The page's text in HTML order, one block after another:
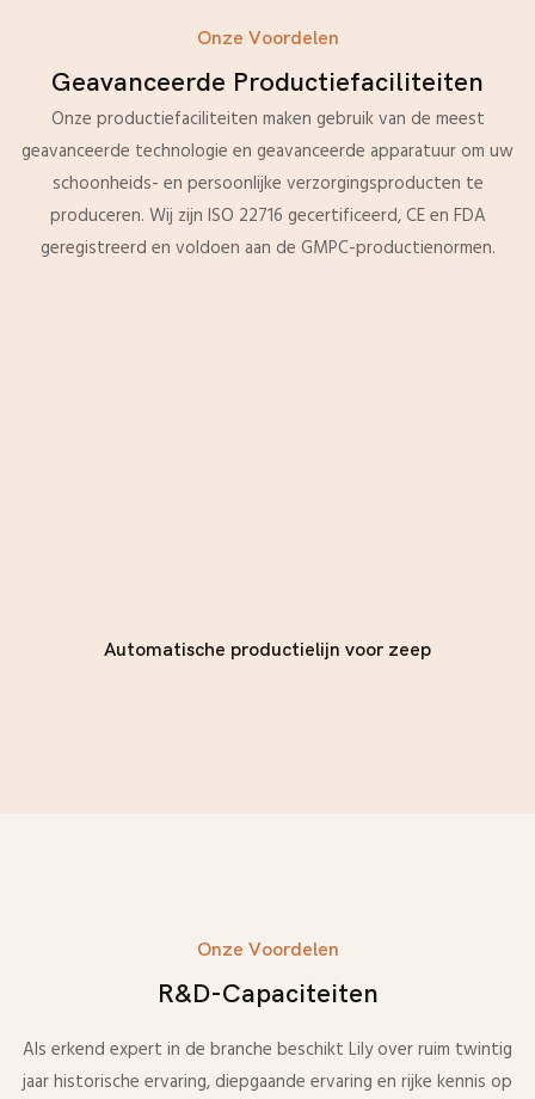
Onze Voordelen
Geavanceerde Productiefaciliteiten
Onze productiefaciliteiten maken gebruik van de meest
geavanceerde technologie en geavanceerde apparatuur om uw
schoonheids- en persoonlijke verzorgingsproducten te
produceren. Wij zijn ISO 22716 gecertificeerd, CE en FDA
geregistreerd en voldoen aan de GMPC-productienormen.
Automatische productielijn voor zeep
Onze Voordelen
R&D-Capaciteiten
Als erkend expert in de branche beschikt Lily over ruim twintig
jaar historische ervaring, diepgaande ervaring en rijke kennis op